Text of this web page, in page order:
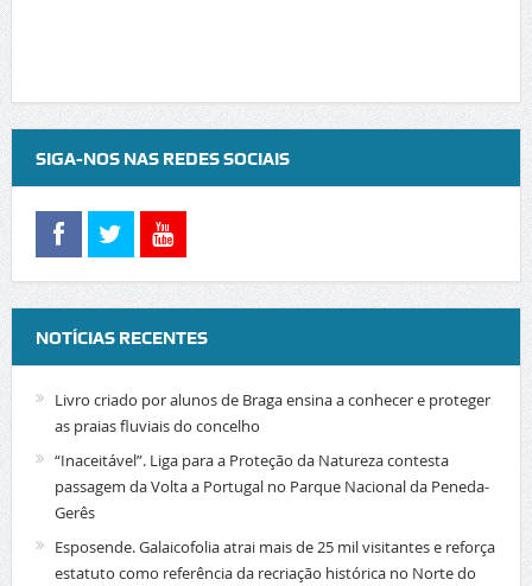
SIGA-NOS NAS REDES SOCIAIS
NOTÍCIAS RECENTES
Livro criado por alunos de Braga ensina a conhecer e proteger
as praias fluviais do concelho
“Inaceitável”. Liga para a Proteção da Natureza contesta
passagem da Volta a Portugal no Parque Nacional da Peneda-
Gerês
Esposende. Galaicofolia atrai mais de 25 mil visitantes e reforça
estatuto como referência da recriação histórica no Norte do